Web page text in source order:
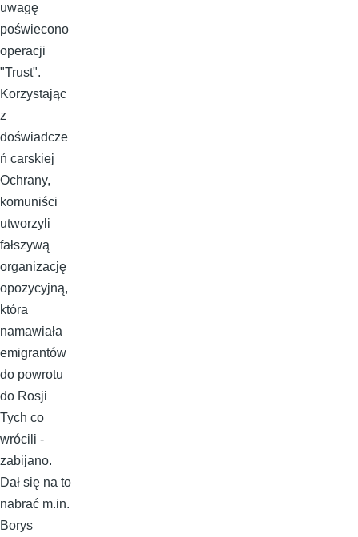
uwagę
poświecono
operacji
"Trust".
Korzystając
z
doświadcze
ń carskiej
Ochrany,
komuniści
utworzyli
fałszywą
organizację
opozycyjną,
która
namawiała
emigrantów
do powrotu
do Rosji
Tych co
wrócili -
zabijano.
Dał się na to
nabrać m.in.
Borys